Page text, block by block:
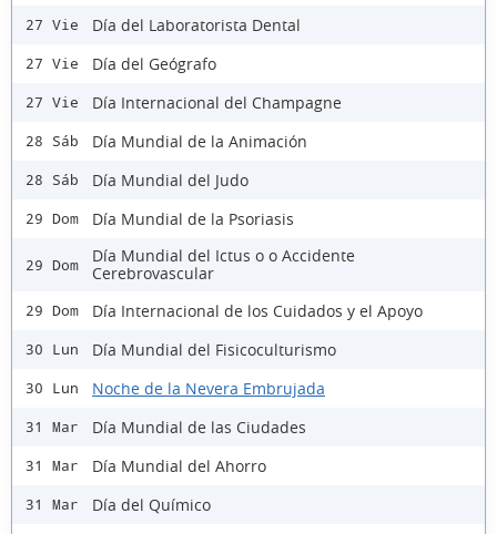
27 Vie Día del Laboratorista Dental
27 Vie Día del Geógrafo
27 Vie Día Internacional del Champagne
28 Sáb Día Mundial de la Animación
28 Sáb Día Mundial del Judo
29 Dom Día Mundial de la Psoriasis
29 Dom
Día Mundial del Ictus o o Accidente
Cerebrovascular
29 Dom Día Internacional de los Cuidados y el Apoyo
30 Lun Día Mundial del Fisicoculturismo
30 Lun Noche de la Nevera Embrujada
31 Mar Día Mundial de las Ciudades
31 Mar Día Mundial del Ahorro
31 Mar
Día del Químico